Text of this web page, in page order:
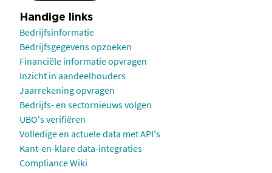
Handige links
Bedrijfsinformatie
Bedrijfsgegevens opzoeken
Financiële informatie opvragen
Inzicht in aandeelhouders
Jaarrekening opvragen
Bedrijfs- en sectornieuws volgen
UBO's verifiëren
Volledige en actuele data met API's
Kant-en-klare data-integraties
Compliance Wiki